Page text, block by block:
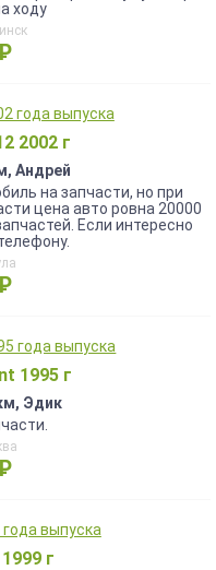
ходу
2002 г
Андрей
на запчасти, но при
цена авто ровна 20000
Если интересно
1995 г
Эдик
г